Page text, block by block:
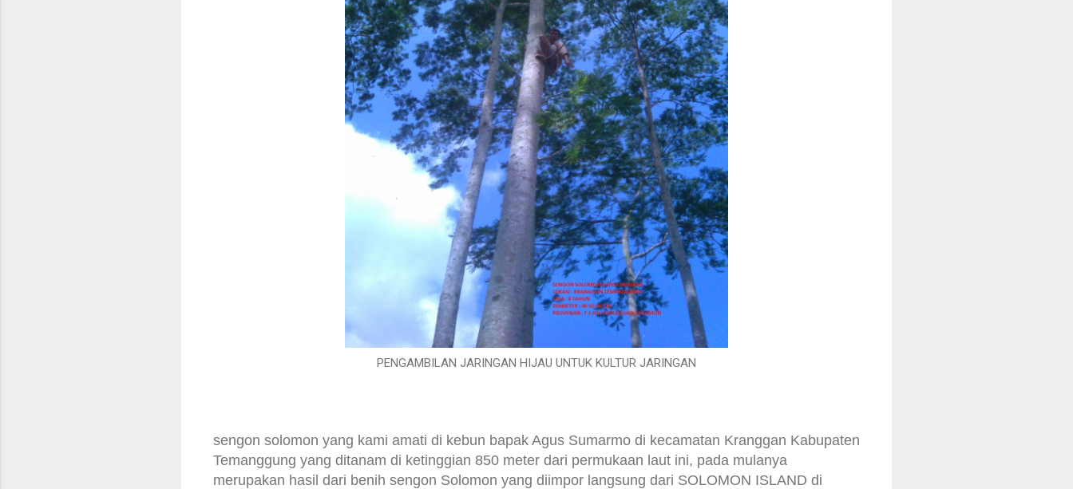
PENGAMBILAN JARINGAN HIJAU UNTUK KULTUR JARINGAN
sengon solomon yang kami amati di kebun bapak Agus Sumarmo di kecamatan Kranggan Kabupaten
Temanggung yang ditanam di ketinggian 850 meter dari permukaan laut ini, pada mulanya
merupakan hasil dari benih sengon Solomon yang diimpor langsung dari SOLOMON ISLAND di